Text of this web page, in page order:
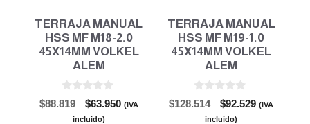
TERRAJA MANUAL
HSS MF M18-2.0
45X14MM VOLKEL
ALEM
0
d
$88.819
El
precio
$63.950El(IVA
incluido)
TERRAJA MANUAL
HSS MF M19-1.0
45X14MM VOLKEL
ALEM
0
d
$128.514
El
precio
$92.529El(IVA
incluido)